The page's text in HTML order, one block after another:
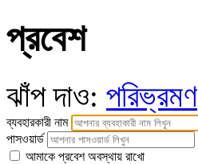
প্রবেশ
ঝাঁপ দাও: পরিভ্রমণ
ব্যবহারকারী নাম
পাসওয়ার্ড
আমাকে প্রবেশ অবস্থায় রাখো